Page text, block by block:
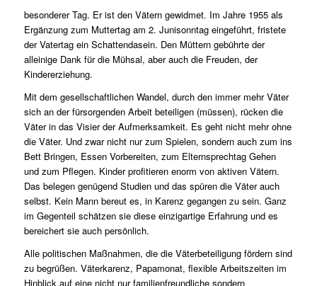
besonderer Tag. Er ist den Vätern gewidmet. Im Jahre 1955 als
Ergänzung zum Muttertag am 2. Junisonntag eingeführt, fristete
der Vatertag ein Schattendasein. Den Müttern gebührte der
alleinige Dank für die Mühsal, aber auch die Freuden, der
Kindererziehung.
Mit dem gesellschaftlichen Wandel, durch den immer mehr Väter
sich an der fürsorgenden Arbeit beteiligen (müssen), rücken die
Väter in das Visier der Aufmerksamkeit. Es geht nicht mehr ohne
die Väter. Und zwar nicht nur zum Spielen, sondern auch zum ins
Bett Bringen, Essen Vorbereiten, zum Elternsprechtag Gehen
und zum Pflegen. Kinder profitieren enorm von aktiven Vätern.
Das belegen genügend Studien und das spüren die Väter auch
selbst. Kein Mann bereut es, in Karenz gegangen zu sein. Ganz
im Gegenteil schätzen sie diese einzigartige Erfahrung und es
bereichert sie auch persönlich.
Alle politischen Maßnahmen, die die Väterbeteiligung fördern sind
zu begrüßen. Väterkarenz, Papamonat, flexible Arbeitszeiten im
Hinblick auf eine nicht nur familienfreundliche sondern